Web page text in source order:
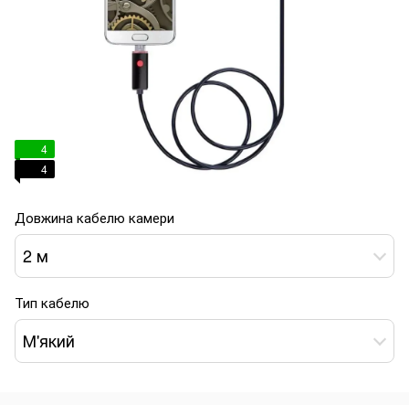
4
4
Довжина кабелю камери
2 м
Тип кабелю
М'який